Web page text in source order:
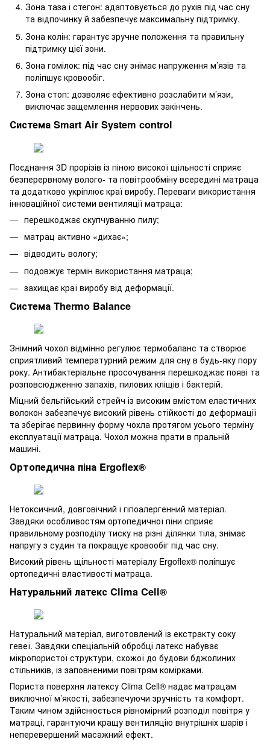
Зона таза і стегон: адаптовується до рухів під час сну
та відпочинку й забезпечує максимальну підтримку.
Зона колін: гарантує зручне положення та правильну
підтримку цієї зони.
Зона гомілок: під час сну знімає напруження м’язів та
поліпшує кровообіг.
Зона стоп: дозволяє ефективно розслабити м’язи,
виключає защемлення нервових закінчень.
Система Smart Air System control
Поєднання 3D прорізів із піною високої щільності сприяє
безперервному волого- та повітрообміну всередині матраца
та додатково укріплює краї виробу. Переваги використання
інноваційної системи вентиляції матраца:
перешкоджає скупчуванню пилу;
матрац активно «дихає»;
відводить вологу;
подовжує термін використання матраца;
захищає краї виробу від деформації.
Система Thermo Balance
Знімний чохол відмінно регулює термобаланс та створює
сприятливий температурний режим для сну в будь-яку пору
року. Антибактеріальне просочування перешкоджає появі та
розповсюдженню запахів, пилових кліщів і бактерій.
Міцний бельгійський стрейч із високим вмістом еластичних
волокон забезпечує високий рівень стійкості до деформації
та зберігає первинну форму чохла протягом усього терміну
експлуатації матраца. Чохол можна прати в пральній
машині.
Ортопедична піна Ergoﬂex®
Нетоксичний, довговічний і гіпоалергенний матеріал.
Завдяки особливостям ортопедичної піни сприяє
правильному розподілу тиску на різні ділянки тіла, знімає
напругу з судин та покращує кровообіг під час сну.
Високий рівень щільності матеріалу Ergoﬂex® поліпшує
ортопедичні властивості матраца.
Натуральний латекс Clima Cell®
Натуральний матеріал, виготовлений із екстракту соку
гевеї. Завдяки спеціальній обробці латекс набуває
мікропористої структури, схожої до будови бджолиних
стільників, із заповненими повітрям комірками.
Пориста поверхня латексу Clima Cell® надає матрацам
виключної м’якості, забезпечуючи зручність та комфорт.
Таким чином здійснюється рівномірний розподіл повітря у
матраці, гарантуючи кращу вентиляцію внутрішніх шарів і
неперевершений масажний ефект.